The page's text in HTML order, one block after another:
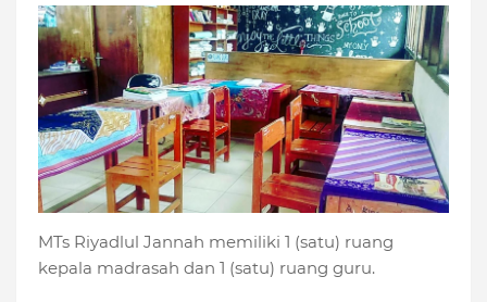
MTs Riyadlul Jannah memiliki 1 (satu) ruang
kepala madrasah dan 1 (satu) ruang guru.